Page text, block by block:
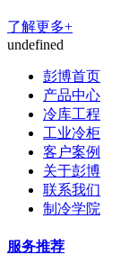
了解更多+
undefined
彭博首页
产品中心
冷库工程
工业冷柜
客户案例
关于彭博
联系我们
制冷学院
服务推荐